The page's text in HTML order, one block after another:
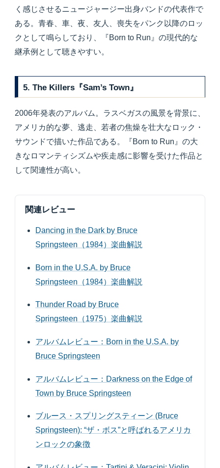
く感じさせるニュージャージー出身バンドの代表作で
ある。青春、車、夜、友人、喪失をパンク以降のロッ
クとして鳴らしており、『Born to Run』の現代的な
継承例として聴きやすい。
5. The Killers『Sam’s Town』
2006年発表のアルバム。ラスベガスの風景を背景に、
アメリカ的な夢、逃走、若者の焦燥を壮大なロック・
サウンドで描いた作品である。『Born to Run』の大
きなロマンティシズムや疾走感に影響を受けた作品と
して関連性が高い。
関連レビュー
Dancing in the Dark by Bruce
Springsteen（1984）楽曲解説
Born in the U.S.A. by Bruce
Springsteen（1984）楽曲解説
Thunder Road by Bruce
Springsteen（1975）楽曲解説
アルバムレビュー：Born in the U.S.A. by
Bruce Springsteen
アルバムレビュー：Darkness on the Edge of
Town by Bruce Springsteen
ブルース・スプリングスティーン (Bruce
Springsteen): “ザ・ボス”と呼ばれるアメリカ
ンロックの象徴